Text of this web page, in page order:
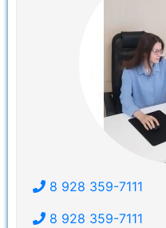
8 928 359-7111
8 928 359-7111